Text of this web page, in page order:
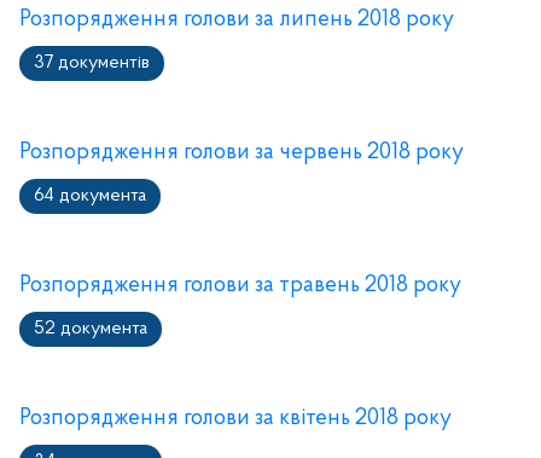
Розпорядження голови за липень 2018 року
37 документів
Розпорядження голови за червень 2018 року
64 документа
Розпорядження голови за травень 2018 року
52 документа
Розпорядження голови за квітень 2018 року